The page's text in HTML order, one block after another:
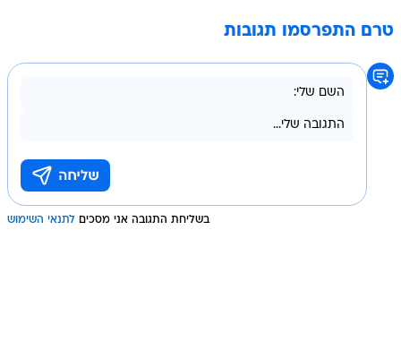
טרם התפרסמו תגובות
בשליחת התגובה אני מסכים לתנאי השימוש